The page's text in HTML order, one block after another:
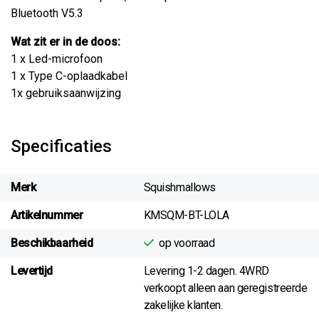
Bluetooth V5.3
Wat zit er in de doos:
1 x Led-microfoon
1 x Type C-oplaadkabel
1x gebruiksaanwijzing
Specificaties
Merk Squishmallows
Artikelnummer KMSQM-BT-LOLA
Beschikbaarheid op voorraad
Levertijd
Levering 1-2 dagen. 4WRD
verkoopt alleen aan geregistreerde
zakelijke klanten.